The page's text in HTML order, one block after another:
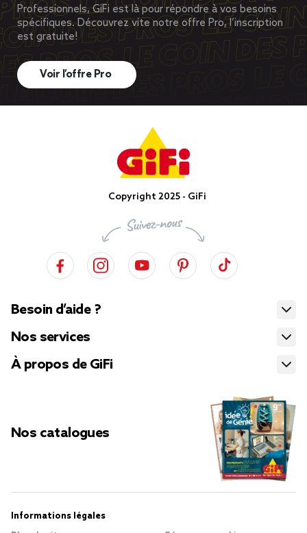
Professionnels, GiFi est là pour répondre à vos besoins
spécifiques. Découvrez vite notre offre Pro, l’inscription
est gratuite!
Voir l’offre Pro
Copyright 2025 - GiFi
Besoin d’aide ?
Nos services
À propos de GiFi
Nos catalogues
Informations légales